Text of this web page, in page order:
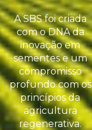
A SBS foi criada
com o DNA da
inovação em
sementes e um
compromisso
profundo com os
princípios da
agricultura
regenerativa.